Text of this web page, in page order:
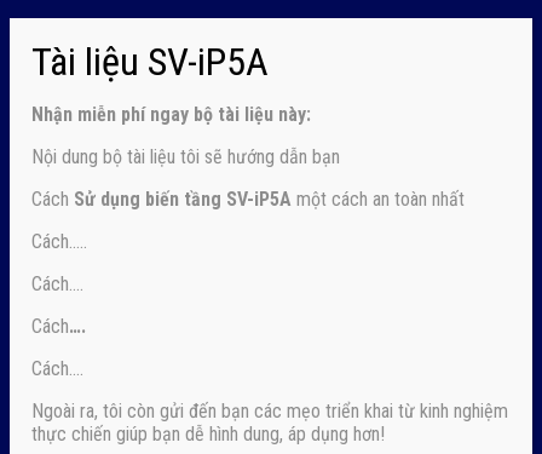
Tài liệu SV-iP5A
Nhận miễn phí ngay bộ tài liệu này:
Nội dung bộ tài liệu tôi sẽ hướng dẫn bạn
Cách Sử dụng biến tầng SV-iP5A một cách an toàn nhất
Cách…..
Cách….
Cách….
Cách….
Ngoài ra, tôi còn gửi đến bạn các mẹo triển khai từ kinh nghiệm
thực chiến giúp bạn dễ hình dung, áp dụng hơn!